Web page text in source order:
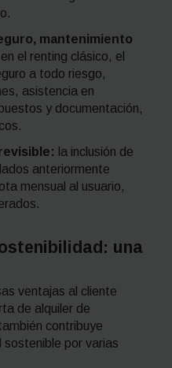
mantenimiento
el renting clásico, el
a todo riesgo,
asistencia en
y documentación,
la inclusión de
anteriormente
mensual al usuario,
una
ventajas al cliente
de alquiler de
contribuye
sostenible por varias